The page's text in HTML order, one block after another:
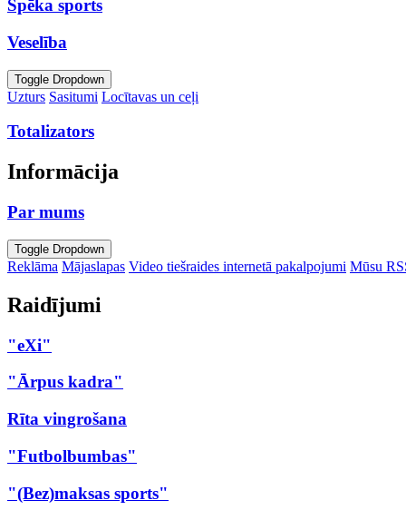
Spēka sports
Veselība
Toggle Dropdown
Uzturs Sasitumi Locītavas un ceļi
Totalizators
Informācija
Par mums
Toggle Dropdown
Reklāma Mājaslapas Video tiešraides internetā pakalpojumi Mūsu
Raidījumi
"eXi"
"Ārpus kadra"
Rīta vingrošana
"Futbolbumbas"
"(Bez)maksas sports"